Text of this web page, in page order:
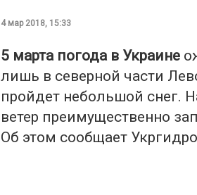
4 мар 2018, 15:33
5 марта погода в Украине
лишь в северной части
пройдет небольшой снег.
ветер преимущественно
Об этом сообщает